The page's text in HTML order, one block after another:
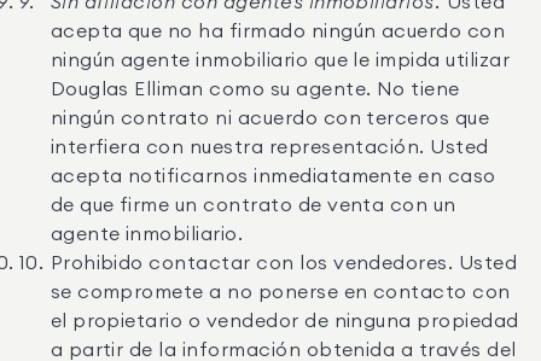
acepta que no ha firmado ningún acuerdo con
ningún agente inmobiliario que le impida utilizar
Douglas Elliman como su agente. No tiene
ningún contrato ni acuerdo con terceros que
interfiera con nuestra representación. Usted
acepta notificarnos inmediatamente en caso
de que firme un contrato de venta con un
agente inmobiliario.
Prohibido contactar con los vendedores. Usted
se compromete a no ponerse en contacto con
el propietario o vendedor de ninguna propiedad
a partir de la información obtenida a través del